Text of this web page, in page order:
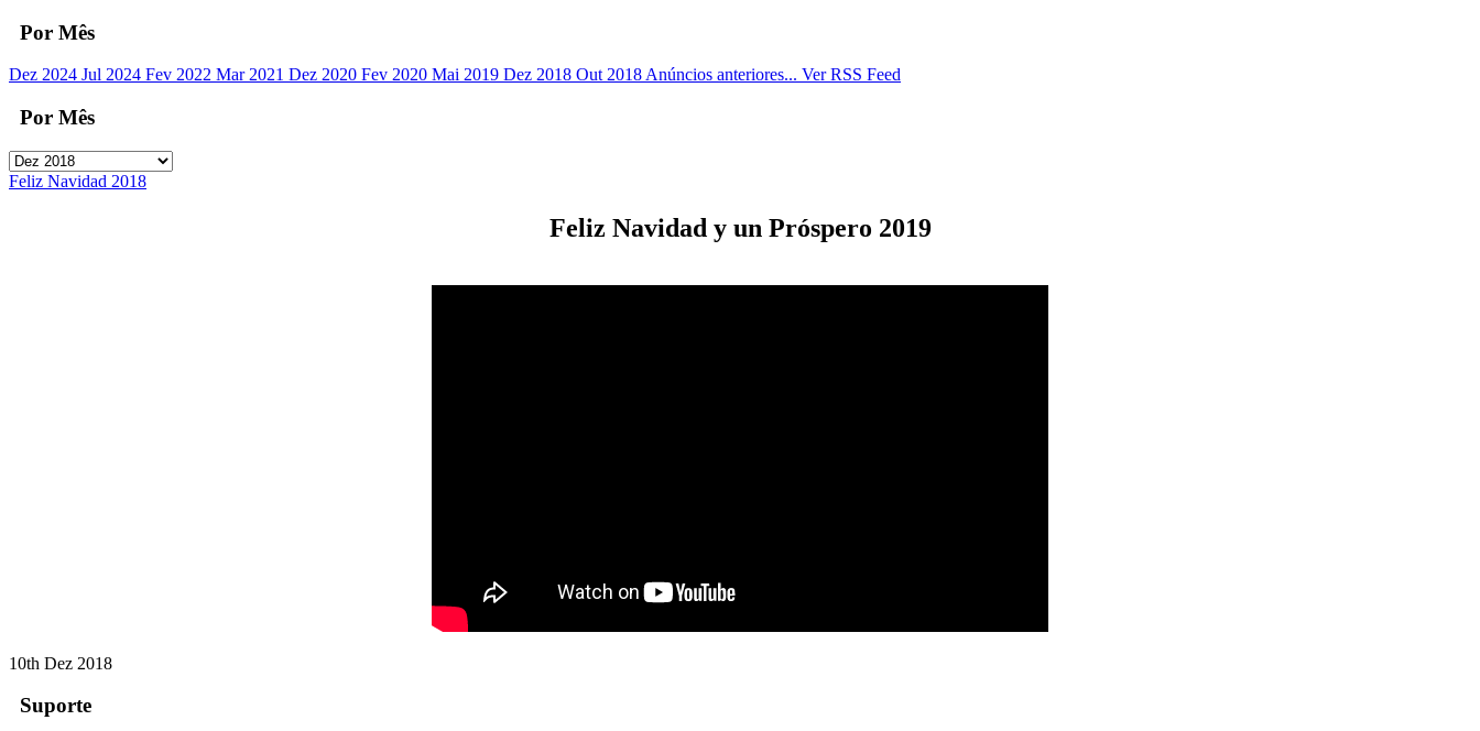
Por Mês
Dez 2024 Jul 2024 Fev 2022 Mar 2021 Dez 2020 Fev 2020 Mai 2019 Dez 2018 Out 2018 Anúncios anteriores... Ver RSS Feed
Por Mês
Feliz Navidad 2018
Feliz Navidad y un Próspero 2019
10th Dez 2018
Suporte